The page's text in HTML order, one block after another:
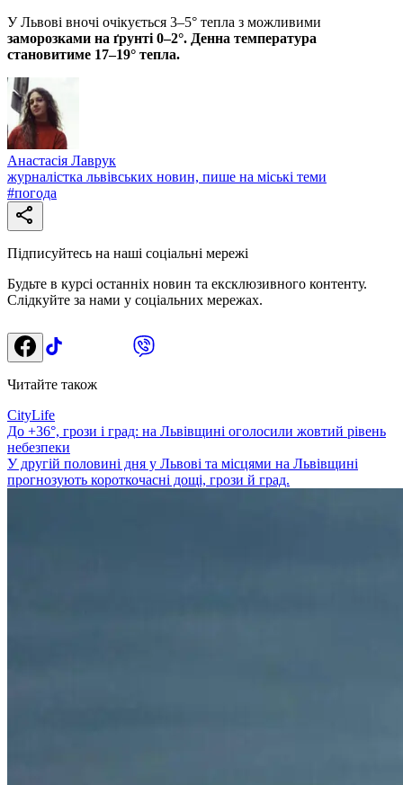
У Львові вночі очікується 3–5° тепла з можливими
заморозками на ґрунті 0–2°. Денна температура
становитиме 17–19° тепла.
Анастасія Лаврук
журналістка львівських новин, пише на міські теми
#погода
Підписуйтесь на наші соціальні мережі
Будьте в курсі останніх новин та ексклюзивного контенту.
Слідкуйте за нами у соціальних мережах.
Читайте також
CityLife
До +36°, грози і град: на Львівщині оголосили жовтий рівень
небезпеки
У другій половині дня у Львові та місцями на Львівщині
прогнозують короткочасні дощі, грози й град.